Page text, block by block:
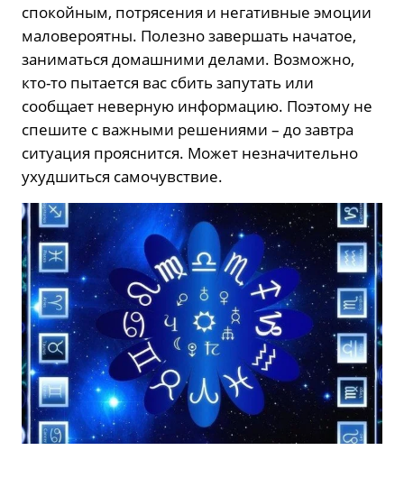
спокойным, потрясения и негативные эмоции
маловероятны. Полезно завершать начатое,
заниматься домашними делами. Возможно,
кто-то пытается вас сбить запутать или
сообщает неверную информацию. Поэтому не
спешите с важными решениями – до завтра
ситуация прояснится. Может незначительно
ухудшиться самочувствие.